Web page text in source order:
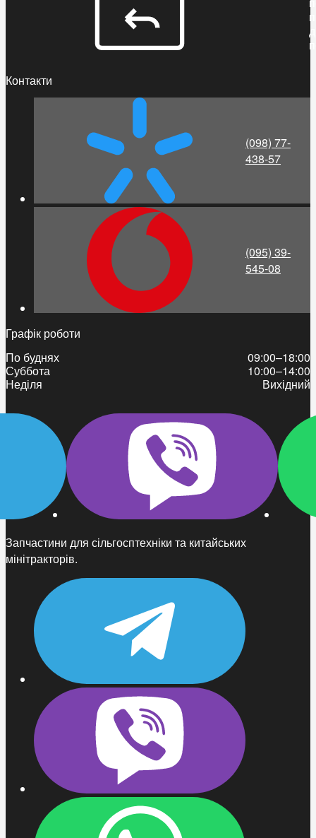
Запчастини для сільгосптехніки та китайських
мінітракторів.
Контакти
(098) 77-
438-57
(095) 39-
545-08
Графік роботи
По буднях
09:00–18:00
Суббота
10:00–14:00
Неділя
Вихідний